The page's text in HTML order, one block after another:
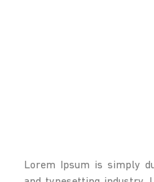
Lorem Ipsum is simply